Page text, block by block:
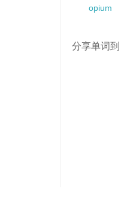
opium
分享单词到